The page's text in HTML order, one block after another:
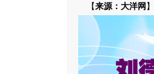
【来源：大洋网 】